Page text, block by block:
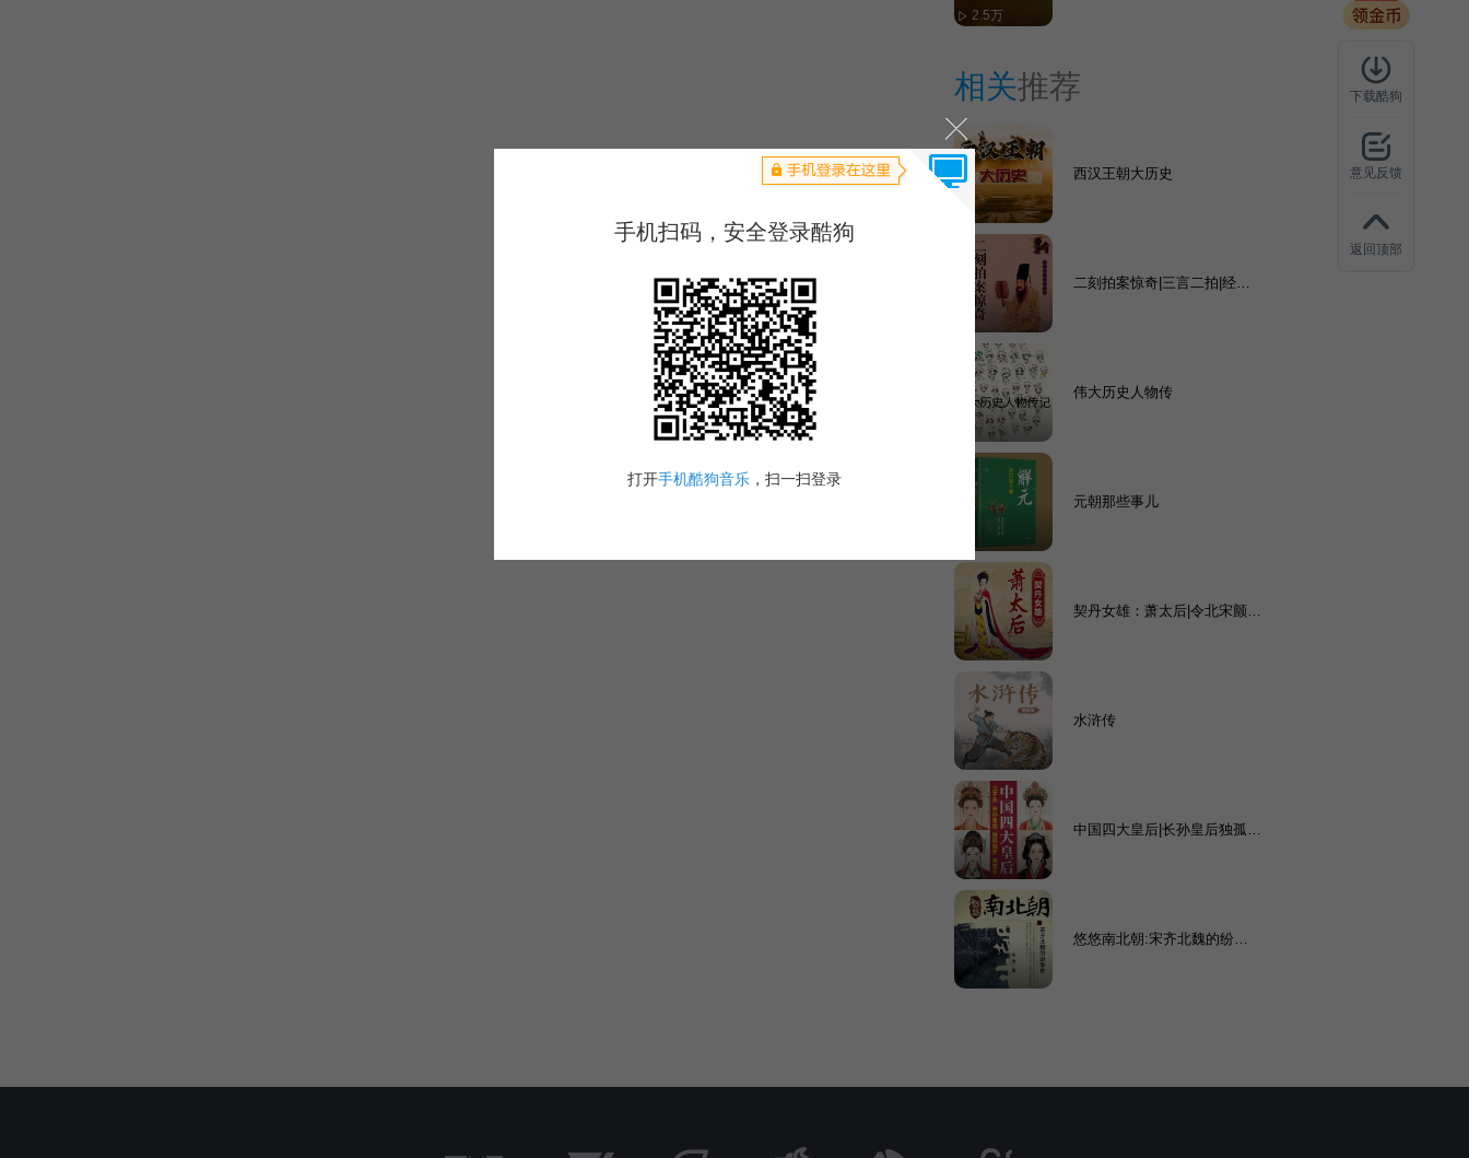
2.5万
相关推荐
西汉王朝大历史
二刻拍案惊奇|三言二拍|经典
伟大历史人物传
元朝那些事儿
契丹女雄：萧太后|令北宋颤抖
水浒传
中国四大皇后|长孙皇后独孤伽
悠悠南北朝:宋齐北魏的纷争
下载酷狗
意见反馈
返回顶部